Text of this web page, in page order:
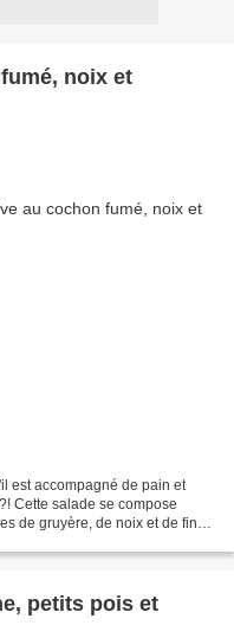
noix et
est accompagné de pain et
Cette salade se compose
de gruyère, de noix et de fines
petits pois et